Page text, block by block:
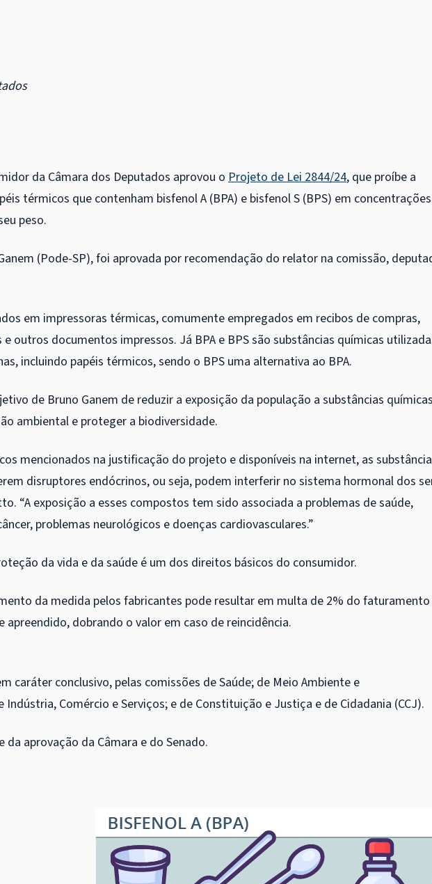
da Câmara dos Deputados aprovou o Projeto de Lei 2844/24, que proíbe a
térmicos que contenham bisfenol A (BPA) e bisfenol S (BPS) em concentrações
peso.
(Pode-SP), foi aprovada por recomendação do relator na comissão,
em impressoras térmicas, comumente empregados em recibos de compras,
outros documentos impressos. Já BPA e BPS são substâncias químicas
incluindo papéis térmicos, sendo o BPS uma alternativa ao BPA.
de Bruno Ganem de reduzir a exposição da população a substâncias químicas
ambiental e proteger a biodiversidade.
mencionados na justificação do projeto e disponíveis na internet, as
disruptores endócrinos, ou seja, podem interferir no sistema hormonal dos
“A exposição a esses compostos tem sido associada a problemas de saúde,
problemas neurológicos e doenças cardiovasculares.”
da vida e da saúde é um dos direitos básicos do consumidor.
da medida pelos fabricantes pode resultar em multa de 2% do faturamento
dobrando o valor em caso de reincidência.
caráter conclusivo, pelas comissões de Saúde; de Meio Ambiente e
Comércio e Serviços; e de Constituição e Justiça e de Cidadania (CCJ).
da aprovação da Câmara e do Senado.